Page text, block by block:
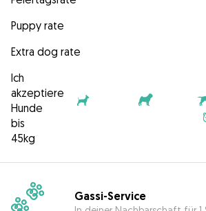
Puppy rate
Extra dog rate
Ich
akzeptiere
Hunde
bis
45kg
Gassi-Service